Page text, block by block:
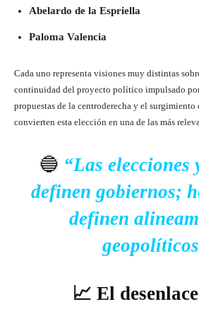
Abelardo de la Espriella
Paloma Valencia
Cada uno representa visiones muy distintas
continuidad del proyecto político impulsado
propuestas de la centroderecha y el
convierten esta elección en una de las más
🔵 “Las elecciones
definen gobiernos;
definen
📈 El